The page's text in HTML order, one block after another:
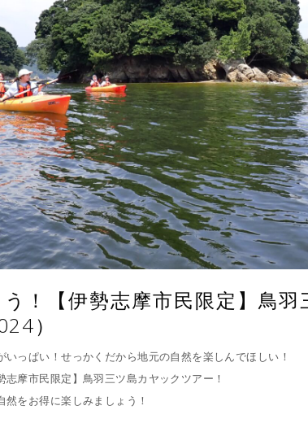
！【伊勢志摩市民限定】鳥羽
）
いっぱい！せっかくだから地元の自然を楽しんでほしい！
志摩市民限定】鳥羽三ツ島カヤックツアー！
をお得に楽しみましょう！